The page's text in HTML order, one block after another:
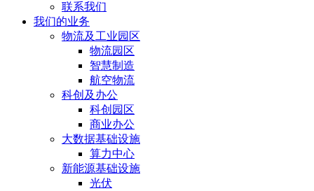
联系我们
我们的业务
物流及工业园区
物流园区
智慧制造
航空物流
科创及办公
科创园区
商业办公
大数据基础设施
算力中心
新能源基础设施
光伏